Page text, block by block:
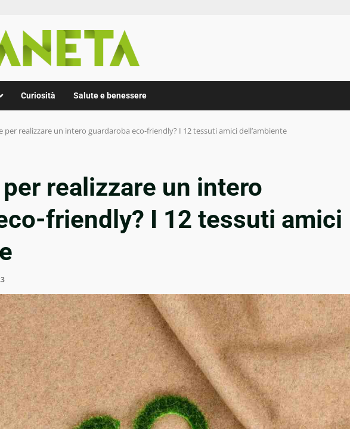
Curiosità Salute e benessere
per realizzare un intero guardaroba eco-friendly? I 12 tessuti amici dell’ambiente
realizzare un intero
friendly? I 12 tessuti amici